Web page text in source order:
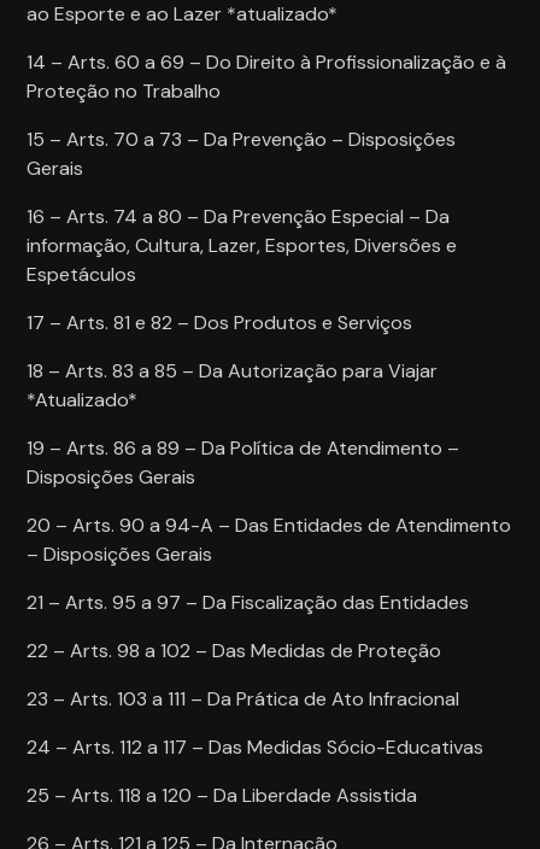
ao Esporte e ao Lazer *atualizado*
14 – Arts. 60 a 69 – Do Direito à Profissionalização e à
Proteção no Trabalho
15 – Arts. 70 a 73 – Da Prevenção – Disposições
Gerais
16 – Arts. 74 a 80 – Da Prevenção Especial – Da
informação, Cultura, Lazer, Esportes, Diversões e
Espetáculos
17 – Arts. 81 e 82 – Dos Produtos e Serviços
18 – Arts. 83 a 85 – Da Autorização para Viajar
*Atualizado*
19 – Arts. 86 a 89 – Da Política de Atendimento –
Disposições Gerais
20 – Arts. 90 a 94-A – Das Entidades de Atendimento
– Disposições Gerais
21 – Arts. 95 a 97 – Da Fiscalização das Entidades
22 – Arts. 98 a 102 – Das Medidas de Proteção
23 – Arts. 103 a 111 – Da Prática de Ato Infracional
24 – Arts. 112 a 117 – Das Medidas Sócio-Educativas
25 – Arts. 118 a 120 – Da Liberdade Assistida